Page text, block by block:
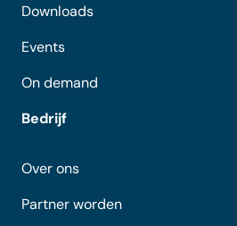
Downloads
Events
On demand
Bedrijf
Over ons
Partner worden